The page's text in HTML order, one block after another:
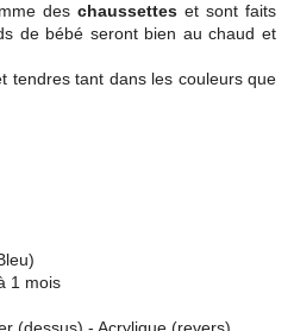
des chaussettes et sont faits
de bébé seront bien au chaud et
tendres tant dans les couleurs que
1 mois